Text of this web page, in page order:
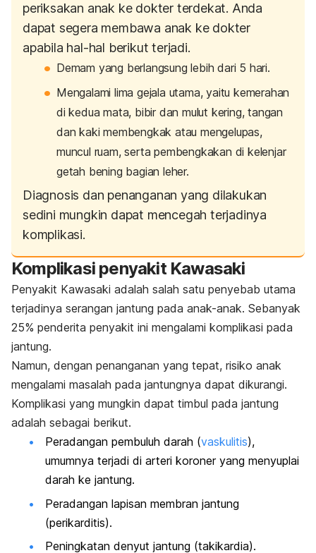
periksakan anak ke dokter terdekat. Anda
dapat segera membawa anak ke dokter
apabila hal-hal berikut terjadi.
Demam yang berlangsung lebih dari 5 hari.
Mengalami lima gejala utama, yaitu kemerahan
di kedua mata, bibir dan mulut kering, tangan
dan kaki membengkak atau mengelupas,
muncul ruam, serta pembengkakan di kelenjar
getah bening bagian leher.
Diagnosis dan penanganan yang dilakukan
sedini mungkin dapat mencegah terjadinya
komplikasi.
Komplikasi penyakit Kawasaki
Penyakit Kawasaki adalah salah satu penyebab utama
terjadinya serangan jantung pada anak-anak. Sebanyak
25% penderita penyakit ini mengalami komplikasi pada
jantung.
Namun, dengan penanganan yang tepat, risiko anak
mengalami masalah pada jantungnya dapat dikurangi.
Komplikasi yang mungkin dapat timbul pada jantung
adalah sebagai berikut.
Peradangan pembuluh darah (vaskulitis),
umumnya terjadi di arteri koroner yang menyuplai
darah ke jantung.
Peradangan lapisan membran jantung
(perikarditis).
Peningkatan denyut jantung (takikardia).